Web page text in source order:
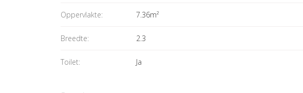
Oppervlakte: 7.36m²
Breedte: 2.3
Toilet: Ja